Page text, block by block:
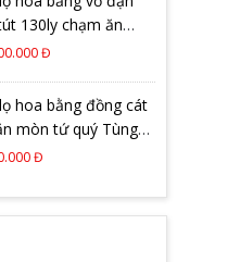
130ly chạm ăn
trống đồng tinh xảo
Đ
hoa bằng đồng cát
mòn tứ quý Tùng
Mai 100ly
Đ